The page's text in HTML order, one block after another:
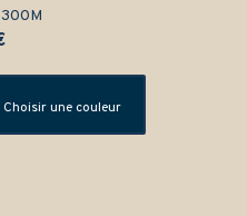
Choisir une couleur